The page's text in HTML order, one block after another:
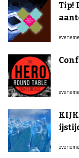
Tip!